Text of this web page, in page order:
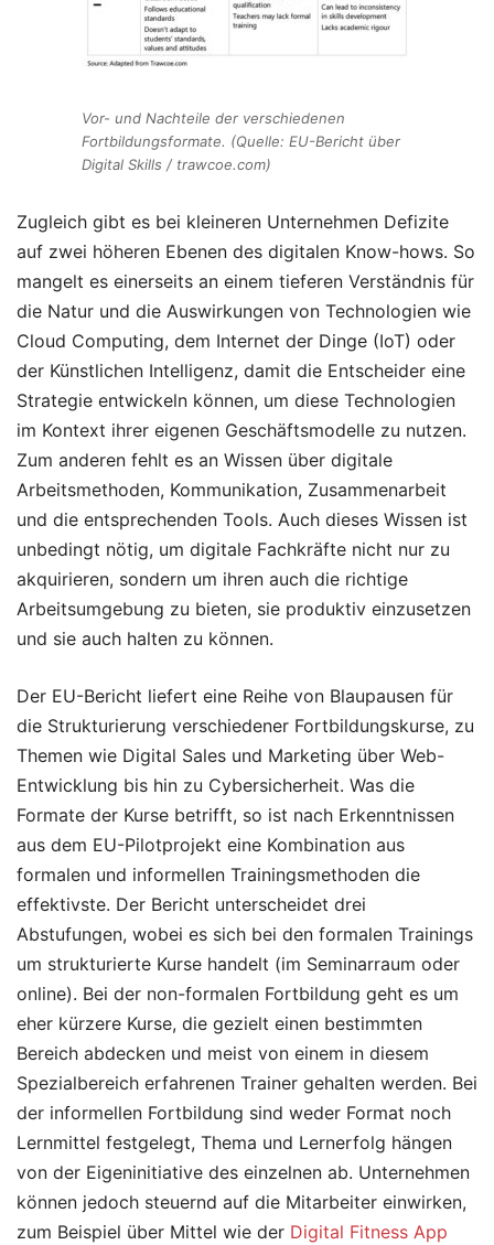
Vor- und Nachteile der verschiedenen
Fortbildungsformate. (Quelle: EU-Bericht über
Digital Skills / trawcoe.com)
Zugleich gibt es bei kleineren Unternehmen Defizite
auf zwei höheren Ebenen des digitalen Know-hows. So
mangelt es einerseits an einem tieferen Verständnis für
die Natur und die Auswirkungen von Technologien wie
Cloud Computing, dem Internet der Dinge (IoT) oder
der Künstlichen Intelligenz, damit die Entscheider eine
Strategie entwickeln können, um diese Technologien
im Kontext ihrer eigenen Geschäftsmodelle zu nutzen.
Zum anderen fehlt es an Wissen über digitale
Arbeitsmethoden, Kommunikation, Zusammenarbeit
und die entsprechenden Tools. Auch dieses Wissen ist
unbedingt nötig, um digitale Fachkräfte nicht nur zu
akquirieren, sondern um ihren auch die richtige
Arbeitsumgebung zu bieten, sie produktiv einzusetzen
und sie auch halten zu können.
Der EU-Bericht liefert eine Reihe von Blaupausen für
die Strukturierung verschiedener Fortbildungskurse, zu
Themen wie Digital Sales und Marketing über Web-
Entwicklung bis hin zu Cybersicherheit. Was die
Formate der Kurse betrifft, so ist nach Erkenntnissen
aus dem EU-Pilotprojekt eine Kombination aus
formalen und informellen Trainingsmethoden die
effektivste. Der Bericht unterscheidet drei
Abstufungen, wobei es sich bei den formalen Trainings
um strukturierte Kurse handelt (im Seminarraum oder
online). Bei der non-formalen Fortbildung geht es um
eher kürzere Kurse, die gezielt einen bestimmten
Bereich abdecken und meist von einem in diesem
Spezialbereich erfahrenen Trainer gehalten werden. Bei
der informellen Fortbildung sind weder Format noch
Lernmittel festgelegt, Thema und Lernerfolg hängen
von der Eigeninitiative des einzelnen ab. Unternehmen
können jedoch steuernd auf die Mitarbeiter einwirken,
zum Beispiel über Mittel wie der Digital Fitness App